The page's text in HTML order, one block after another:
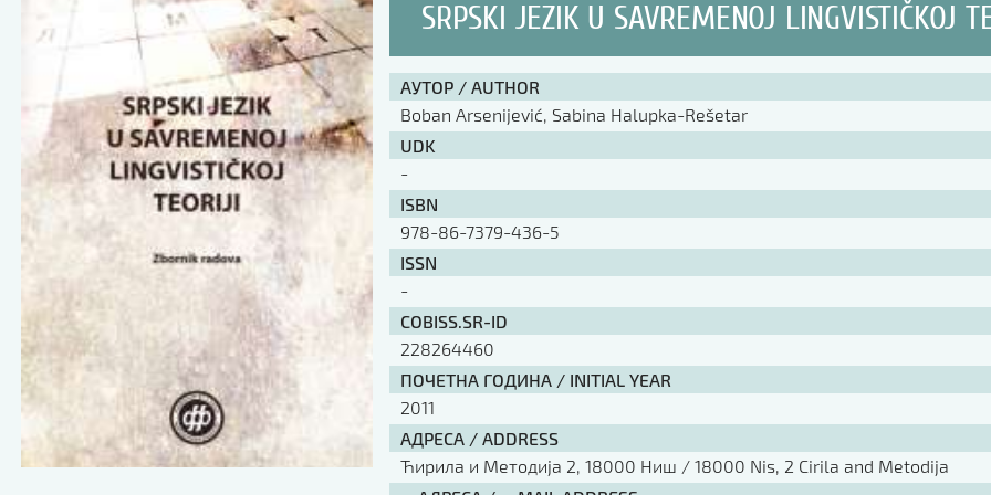
SRPSKI JEZIK U SAVREMENOJ LINGVISTIČKOJ
АУТОР / AUTHOR
Boban Arsenijević, Sabina Halupka-Rešetar
UDK
-
ISBN
978-86-7379-436-5
ISSN
-
COBISS.SR-ID
228264460
ПОЧЕТНА ГОДИНА / INITIAL YEAR
2011
АДРЕСА / ADDRESS
Ћирила и Методија 2, 18000 Ниш / 18000 Nis, 2 Cirila and Metodija